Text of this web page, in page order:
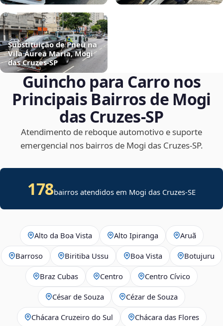
Substituição de Pneu na
Vila Áurea Maria, Mogi
das Cruzes‑SP
Guincho para Carro nos
Principais Bairros de Mogi
das Cruzes‑SP
Atendimento de reboque automotivo e suporte
emergencial nos bairros de Mogi das Cruzes‑SP.
178bairros atendidos em Mogi das Cruzes-SE
Alto da Boa Vista Alto Ipiranga Aruã
Barroso Biritiba Ussu Boa Vista Botujuru
Braz Cubas Centro Centro Cívico
César de Souza Cézar de Souza
Chácara Cruzeiro do Sul Chácara das Flores